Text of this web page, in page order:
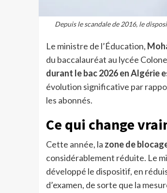
Depuis le scandale de 2016, le
Le ministre de l’Éducation,
du baccalauréat au lycée
durant le bac 2026 en Algérie
évolution significative par
les abonnés.
Ce qui change
Cette année, la zone de
considérablement réduite. Le
développé le dispositif, en
d’examen, de sorte que la